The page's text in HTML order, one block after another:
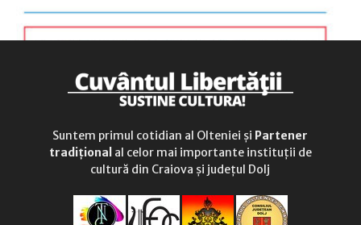
Suntem primul cotidian al Olteniei și Partener
tradițional al celor mai importante instituții de
cultură din Craiova și județul Dolj